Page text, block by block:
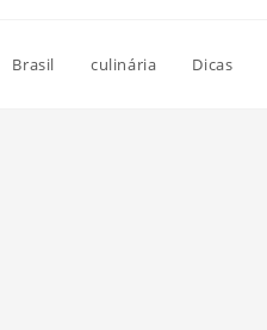
Brasil culinária Dicas